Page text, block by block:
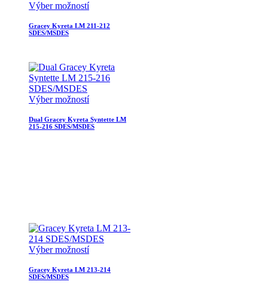
Výber možností
Gracey Kyreta LM 211-212
SDES/MSDES
Výber možností
Dual Gracey Kyreta Syntette LM
215-216 SDES/MSDES
Výber možností
Gracey Kyreta LM 213-214
SDES/MSDES